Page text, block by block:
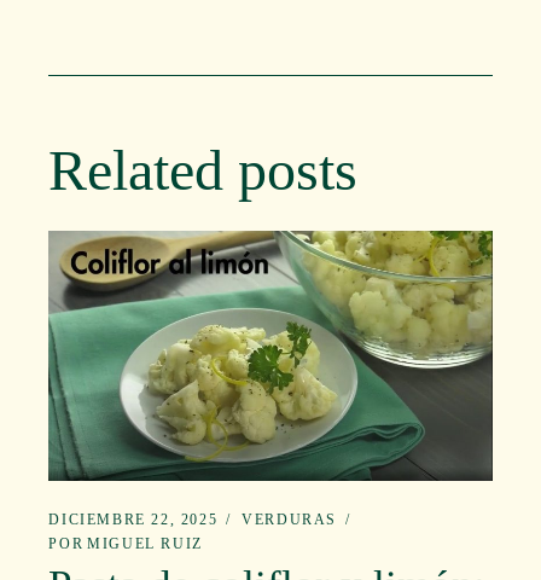
Related posts
DICIEMBRE 22, 2025
VERDURAS
POR MIGUEL RUIZ